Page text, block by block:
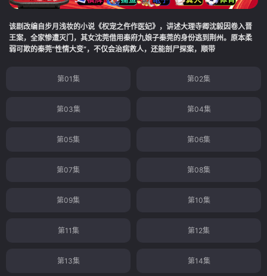
该剧改编自步月浅妆的小说《权宠之仵作医妃》，讲述大理寺卿沈毅因卷入晋
王案，全家惨遭灭门，其女沈莞借用秦府九娘子秦莞的身份逃到荆州。原本柔
弱可欺的秦莞“性情大变”，不仅会治病救人，还能剖尸探案，顺带
第01集 第02集
第03集 第04集
第05集 第06集
第07集 第08集
第09集 第10集
第11集 第12集
第13集 第14集